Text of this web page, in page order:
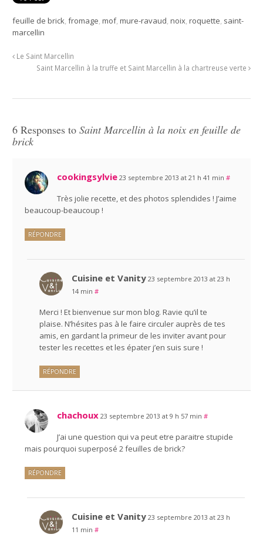
feuille de brick,fromage,mof,mure-ravaud,noix,roquette, saint-
marcellin
Le Saint Marcellin
Saint Marcellin à la truffe et Saint Marcellin à la chartreuse verte
6 Responses toSaint Marcellin à la noix en feuille de
brick
cookingsylvie 23 septembre 2013 at 21 h 41 min #
Très jolie recette, et des photos splendides ! J’aime
beaucoup-beaucoup !
RÉPONDRE
Cuisine et Vanity 23 septembre 2013 at 23 h
14 min #
Merci ! Et bienvenue sur mon blog. Ravie qu’il te
plaise. N’hésites pas à le faire circuler auprès de tes
amis, en gardant la primeur de les inviter avant pour
tester les recettes et les épater j’en suis sure !
RÉPONDRE
chachoux 23 septembre 2013 at 9 h 57 min #
J’ai une question qui va peut etre paraitre stupide
mais pourquoi superposé 2 feuilles de brick?
RÉPONDRE
Cuisine et Vanity 23 septembre 2013 at 23 h
11 min #